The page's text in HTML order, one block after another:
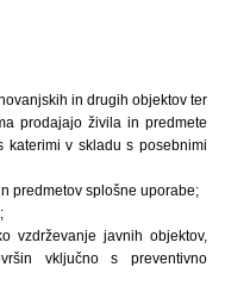
in drugih objektov ter
prodajajo živila in predmete
katerimi v skladu s posebnimi
predmetov splošne uporabe;
vzdrževanje javnih objektov,
vključno s preventivno